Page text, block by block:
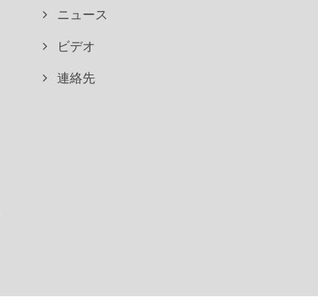
ニュース
ビデオ
連絡先